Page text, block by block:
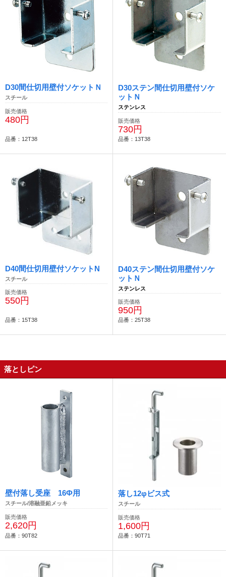
D30間仕切用壁付ソケットＮ
スチール
販売価格
480円
品番：12T38
D30ステン間仕切用壁付ソケ
ットＮ
ステンレス
販売価格
730円
品番：13T38
D40間仕切用壁付ソケットN
スチール
販売価格
550円
品番：15T38
D40ステン間仕切用壁付ソケ
ットＮ
ステンレス
販売価格
950円
品番：25T38
落としピン
壁付落し受座 16Ф用
スチール/溶融亜鉛メッキ
販売価格
2,620円
品番：90T82
落し12φビス式
スチール
販売価格
1,600円
品番：90T71